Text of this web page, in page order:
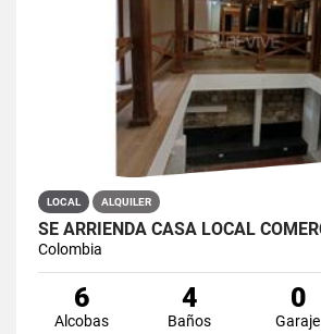
LOCAL ALQUILER
Colombia
6
Alcobas
4
Baños
0
Garaje